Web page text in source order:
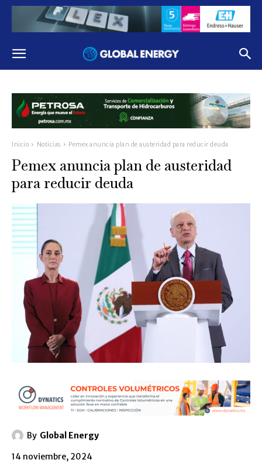
Inicio Noticias Pemex anuncia plan de austeridad para reducir deuda
Pemex anuncia plan de austeridad
para reducir deuda
By Global Energy
14 noviembre, 2024